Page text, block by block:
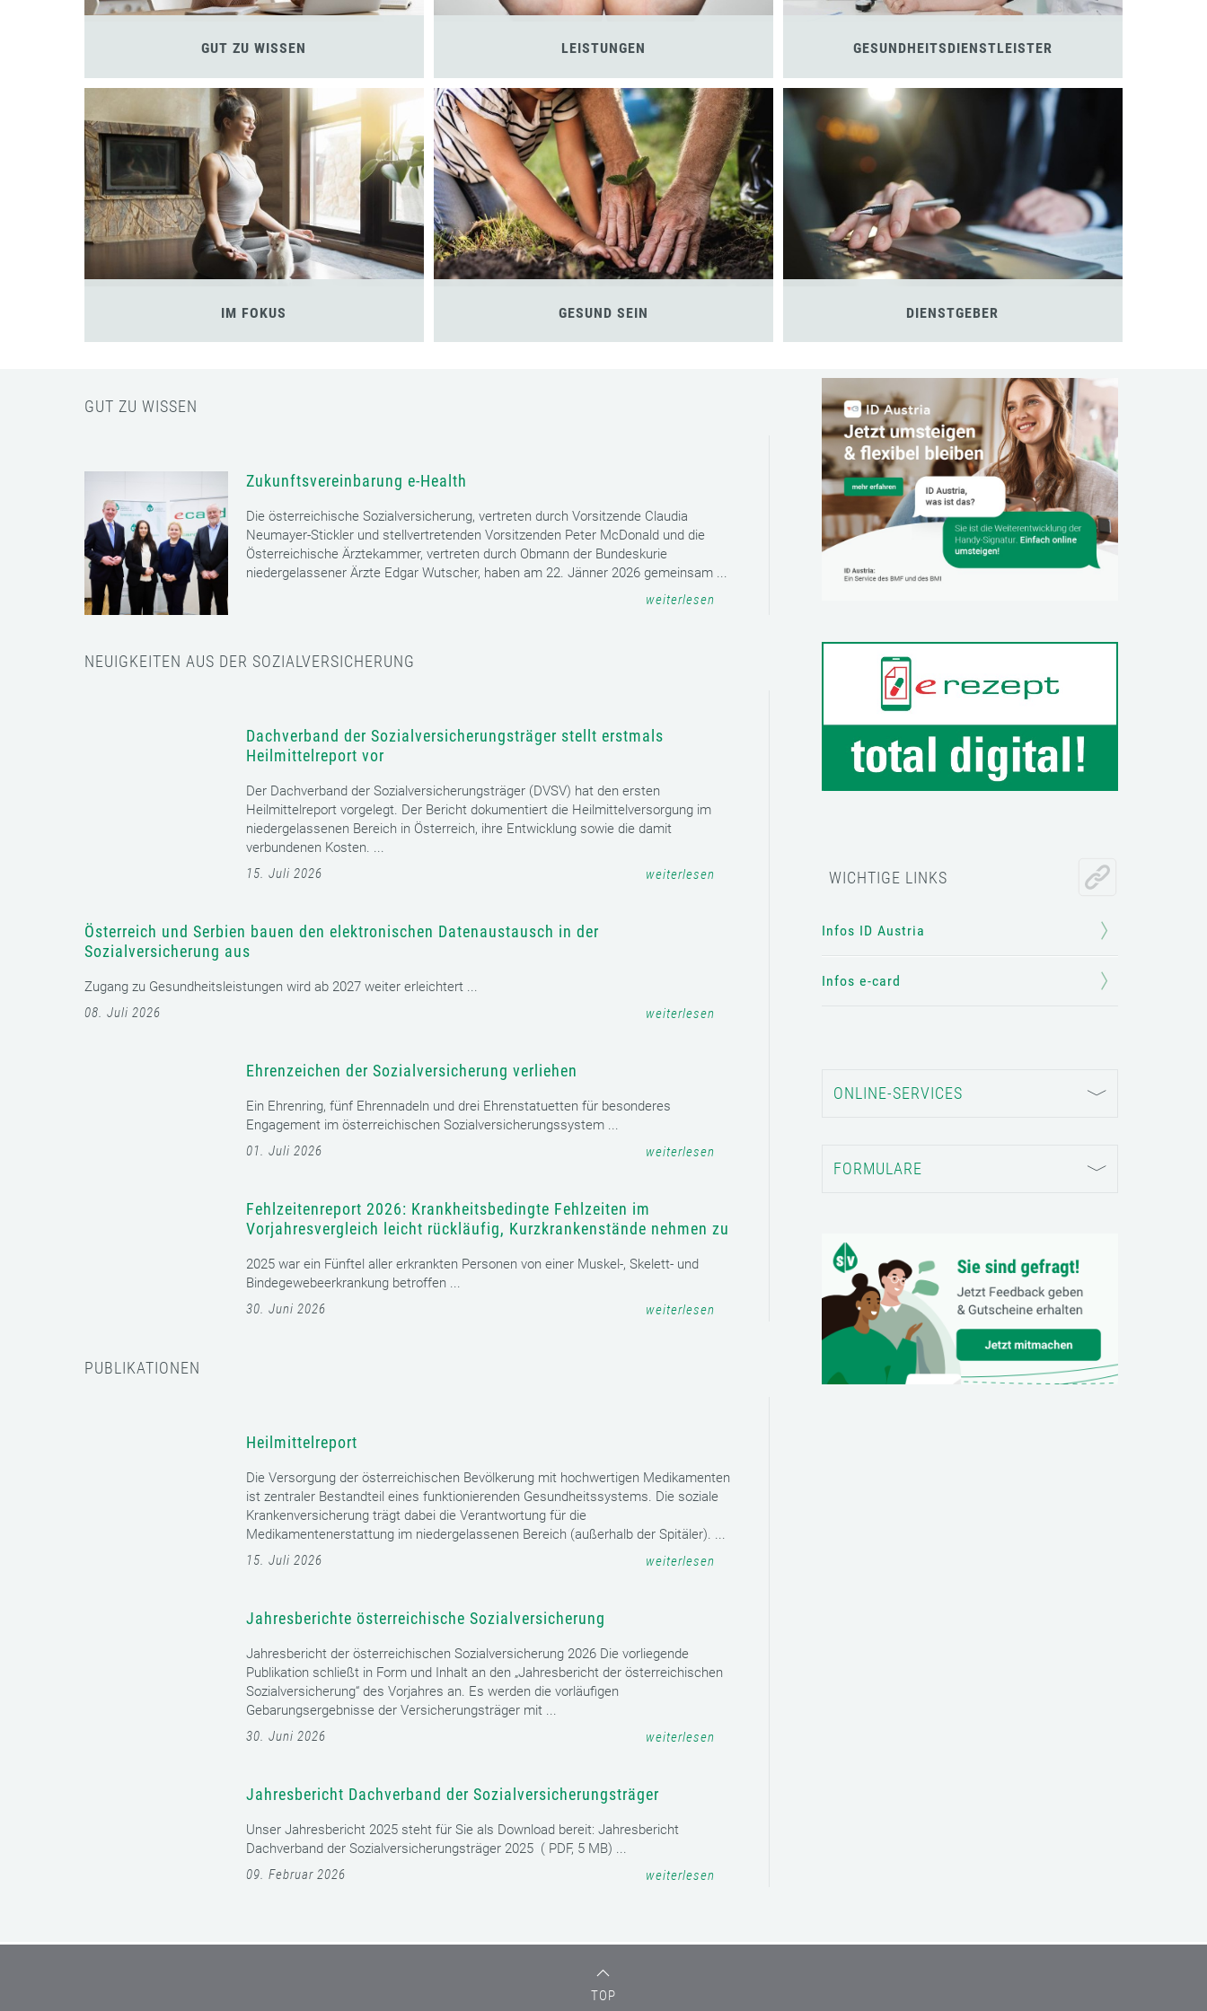
GUT ZU WISSEN LEISTUNGEN GESUNDHEITSDIENSTLEISTER
IM FOKUS GESUND SEIN DIENSTGEBER
WICHTIGE LINKS
Infos ID Austria
Infos e-card
ONLINE-SERVICES
FORMULARE
GUT ZU WISSEN
Zukunftsvereinbarung e-Health
Die österreichische Sozialversicherung, vertreten durch Vorsitzende Claudia
Neumayer-Stickler und stellvertretenden Vorsitzenden Peter McDonald und die
Österreichische Ärztekammer, vertreten durch Obmann der Bundeskurie
niedergelassener Ärzte Edgar Wutscher, haben am 22. Jänner 2026 gemeinsam ...
weiterlesen
NEUIGKEITEN AUS DER SOZIALVERSICHERUNG
Dachverband der Sozialversicherungsträger stellt erstmals
Heilmittelreport vor
Der Dachverband der Sozialversicherungsträger (DVSV) hat den ersten
Heilmittelreport vorgelegt. Der Bericht dokumentiert die Heilmittelversorgung im
niedergelassenen Bereich in Österreich, ihre Entwicklung sowie die damit
verbundenen Kosten. ...
15. Juli 2026
weiterlesen
Österreich und Serbien bauen den elektronischen Datenaustausch in der
Sozialversicherung aus
Zugang zu Gesundheitsleistungen wird ab 2027 weiter erleichtert ...
08. Juli 2026
weiterlesen
Ehrenzeichen der Sozialversicherung verliehen
Ein Ehrenring, fünf Ehrennadeln und drei Ehrenstatuetten für besonderes
Engagement im österreichischen Sozialversicherungssystem ...
01. Juli 2026
weiterlesen
Vorjahresvergleich leicht rückläufig, Kurzkrankenstände nehmen zu
2025 war ein Fünftel aller erkrankten Personen von einer Muskel-, Skelett- und
Heilmittelreport
Die Versorgung der österreichischen Bevölkerung mit hochwertigen Medikamenten
ist zentraler Bestandteil eines funktionierenden Gesundheitssystems. Die soziale
15. Juli 2026
Jahresberichte österreichische Sozialversicherung
Publikation schließt in Form und Inhalt an den „Jahresbericht der österreichischen
Gebarungsergebnisse der Versicherungsträger mit ...
30. Juni 2026
Dachverband der Sozialversicherungsträger 2025 ( PDF, 5 MB) ...